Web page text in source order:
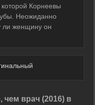
Корнеевы
Неожиданно
ли женщину он
врач (2016) в